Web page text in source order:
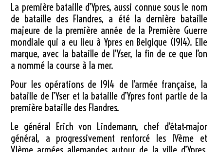
La première bataille d’Ypres, aussi connue sous le nom
de bataille des Flandres, a été la dernière bataille
majeure de la première année de la Première Guerre
mondiale qui a eu lieu à Ypres en Belgique (1914). Elle
marque, avec la bataille de l’Yser, la fin de ce que l’on
a nommé la course à la mer.
Pour les opérations de 1914 de l’armée française, la
bataille de l’Yser et la bataille d’Ypres font partie de la
première bataille des Flandres.
Le général Erich von Lindemann, chef d’état-major
général, a progressivement renforcé les IVème et